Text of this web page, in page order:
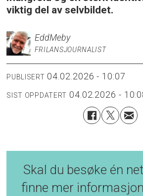
viktig del av selvbildet.
EddMeby
FRILANSJOURNALIST
PUBLISERT 04.02.2026 - 10:07
SIST OPPDATERT 04.02.2026 -
Skal du besøke én
finne mer